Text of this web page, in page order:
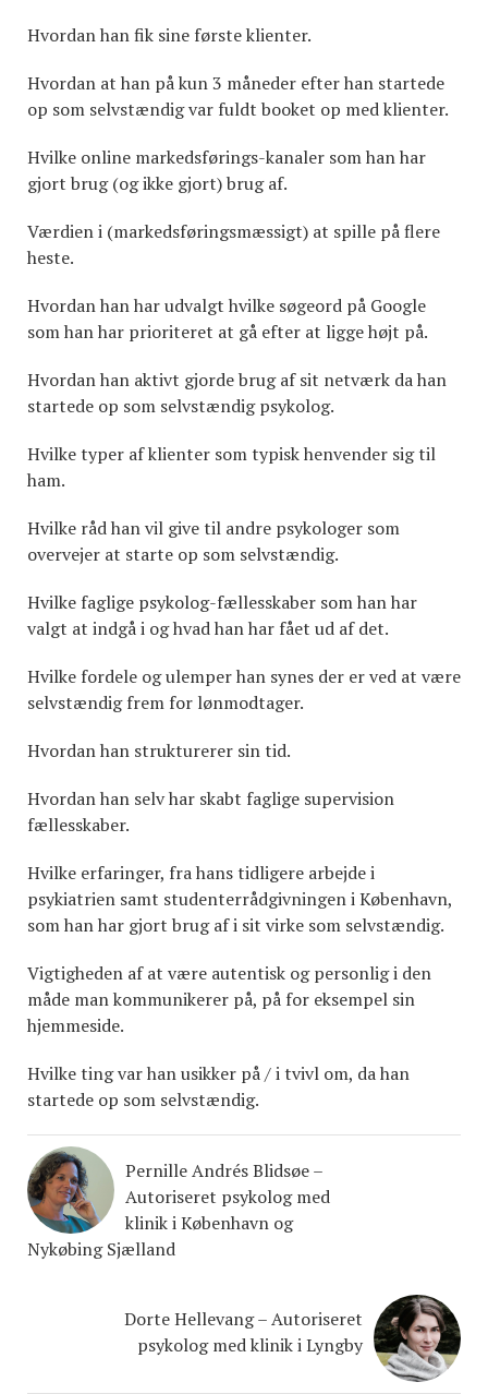
Hvordan han fik sine første klienter.
Hvordan at han på kun 3 måneder efter han startede
op som selvstændig var fuldt booket op med klienter.
Hvilke online markedsførings-kanaler som han har
gjort brug (og ikke gjort) brug af.
Værdien i (markedsføringsmæssigt) at spille på flere
heste.
Hvordan han har udvalgt hvilke søgeord på Google
som han har prioriteret at gå efter at ligge højt på.
Hvordan han aktivt gjorde brug af sit netværk da han
startede op som selvstændig psykolog.
Hvilke typer af klienter som typisk henvender sig til
ham.
Hvilke råd han vil give til andre psykologer som
overvejer at starte op som selvstændig.
Hvilke faglige psykolog-fællesskaber som han har
valgt at indgå i og hvad han har fået ud af det.
Hvilke fordele og ulemper han synes der er ved at være
selvstændig frem for lønmodtager.
Hvordan han strukturerer sin tid.
Hvordan han selv har skabt faglige supervision
fællesskaber.
Hvilke erfaringer, fra hans tidligere arbejde i
psykiatrien samt studenterrådgivningen i København,
som han har gjort brug af i sit virke som selvstændig.
Vigtigheden af at være autentisk og personlig i den
måde man kommunikerer på, på for eksempel sin
hjemmeside.
Hvilke ting var han usikker på / i tvivl om, da han
startede op som selvstændig.
Pernille Andrés Blidsøe –
Autoriseret psykolog med
klinik i København og
Nykøbing Sjælland
Dorte Hellevang – Autoriseret
psykolog med klinik i Lyngby